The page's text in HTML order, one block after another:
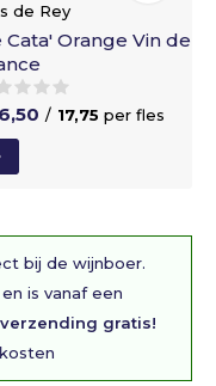
de Rey
Cata' Orange Vin de
/ 17,75 per fles
bij de wijnboer.
is vanaf een
verzending gratis!